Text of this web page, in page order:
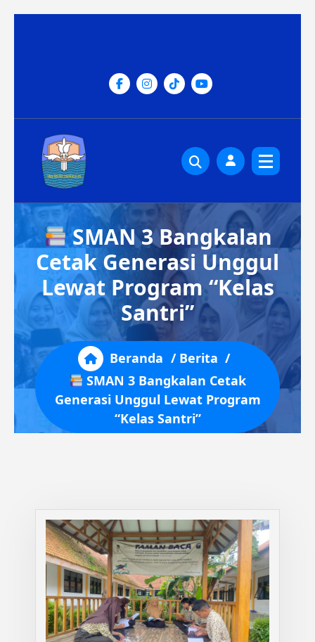
SMAN 3 Bangkalan
Cetak Generasi Unggul
Lewat Program “Kelas
Santri”
Beranda / Berita /
SMAN 3 Bangkalan Cetak
Generasi Unggul Lewat Program
“Kelas Santri”